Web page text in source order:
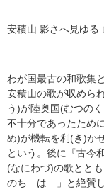
安積山 影さへ見ゆる
わが国最古の和歌集
安積山の歌が収めら
う)が陸奥国(むつの
不十分であったため
め)が機転を利(き)か
という。後に『古今
(なにわづ)の歌とと
のちゝはゝ」と絶賛